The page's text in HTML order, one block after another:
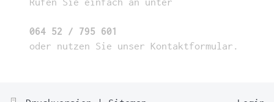
064 52 / 795 601
oder nutzen Sie unser Kontaktformular.